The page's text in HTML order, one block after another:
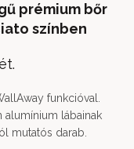
prémium bőr
színben
funkcióval.
alumínium lábainak
mutatós darab.